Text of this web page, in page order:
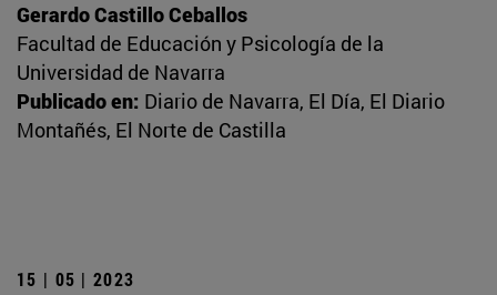
Gerardo Castillo Ceballos
Facultad de Educación y Psicología de la
Universidad de Navarra
Publicado en: Diario de Navarra, El Día, El Diario
Montañés, El Norte de Castilla
15 | 05 | 2023